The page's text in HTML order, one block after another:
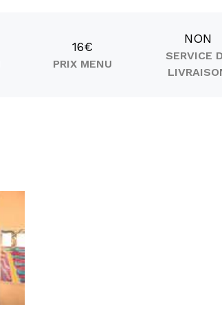
16€
PRIX MENU
NON
SERVICE